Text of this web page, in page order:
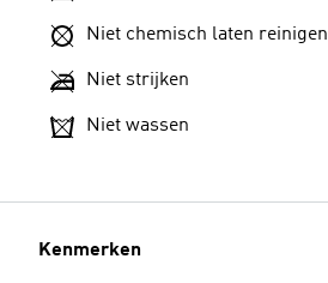
Niet chemisch laten reinigen
Niet strijken
Niet wassen
Kenmerken